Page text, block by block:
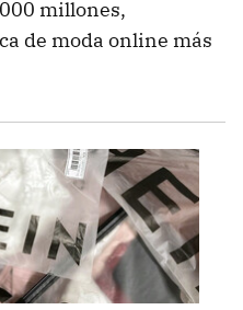
millones,
de moda online más